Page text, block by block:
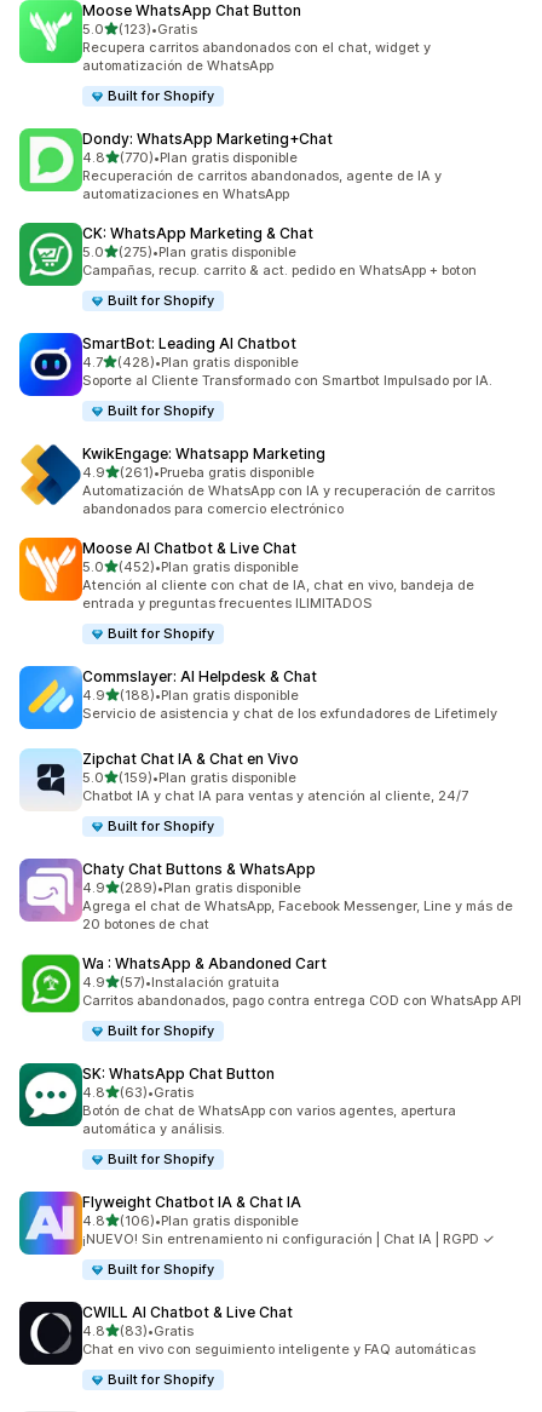
Moose WhatsApp Chat Button
5.0de 5 estrellas
(123)
123 reseñas en total
•Gratis
Recupera carritos abandonados con el chat, widget y
automatización de WhatsApp
Built for Shopify
Dondy: WhatsApp Marketing+Chat
4.8de 5 estrellas
(770)
770 reseñas en total
•Plan gratis disponible
Recuperación de carritos abandonados, agente de IA y
automatizaciones en WhatsApp
CK: WhatsApp Marketing & Chat
5.0de 5 estrellas
(275)
275 reseñas en total
•Plan gratis disponible
Campañas, recup. carrito & act. pedido en WhatsApp + boton
Built for Shopify
SmartBot: Leading AI Chatbot
4.7de 5 estrellas
(428)
428 reseñas en total
•Plan gratis disponible
Soporte al Cliente Transformado con Smartbot Impulsado por IA.
Built for Shopify
KwikEngage: Whatsapp Marketing
4.9de 5 estrellas
(261)
261 reseñas en total
•Prueba gratis disponible
Automatización de WhatsApp con IA y recuperación de carritos
abandonados para comercio electrónico
Moose AI Chatbot & Live Chat
5.0de 5 estrellas
(452)
452 reseñas en total
•Plan gratis disponible
Atención al cliente con chat de IA, chat en vivo, bandeja de
entrada y preguntas frecuentes ILIMITADOS
Built for Shopify
Commslayer: AI Helpdesk & Chat
4.9de 5 estrellas
(188)
188 reseñas en total
•Plan gratis disponible
Servicio de asistencia y chat de los exfundadores de Lifetimely
Zipchat Chat IA & Chat en Vivo
5.0de 5 estrellas
(159)
159 reseñas en total
•Plan gratis disponible
Chatbot IA y chat IA para ventas y atención al cliente, 24/7
Built for Shopify
Chaty Chat Buttons & WhatsApp
4.9de 5 estrellas
(289)
289 reseñas en total
•Plan gratis disponible
Agrega el chat de WhatsApp, Facebook Messenger, Line y más de
20 botones de chat
Wa : WhatsApp & Abandoned Cart
4.9de 5 estrellas
(57)
57 reseñas en total
•Instalación gratuita
Carritos abandonados, pago contra entrega COD con WhatsApp API
Built for Shopify
SK: WhatsApp Chat Button
4.8de 5 estrellas
(63)
63 reseñas en total
•Gratis
Botón de chat de WhatsApp con varios agentes, apertura
automática y análisis.
Built for Shopify
Flyweight Chatbot IA & Chat IA
4.8de 5 estrellas
(106)
106 reseñas en total
•Plan gratis disponible
¡NUEVO! Sin entrenamiento ni configuración | Chat IA | RGPD ✓
Built for Shopify
CWILL AI Chatbot & Live Chat
4.8de 5 estrellas
(83)
83 reseñas en total
•Gratis
Chat en vivo con seguimiento inteligente y FAQ automáticas
Built for Shopify